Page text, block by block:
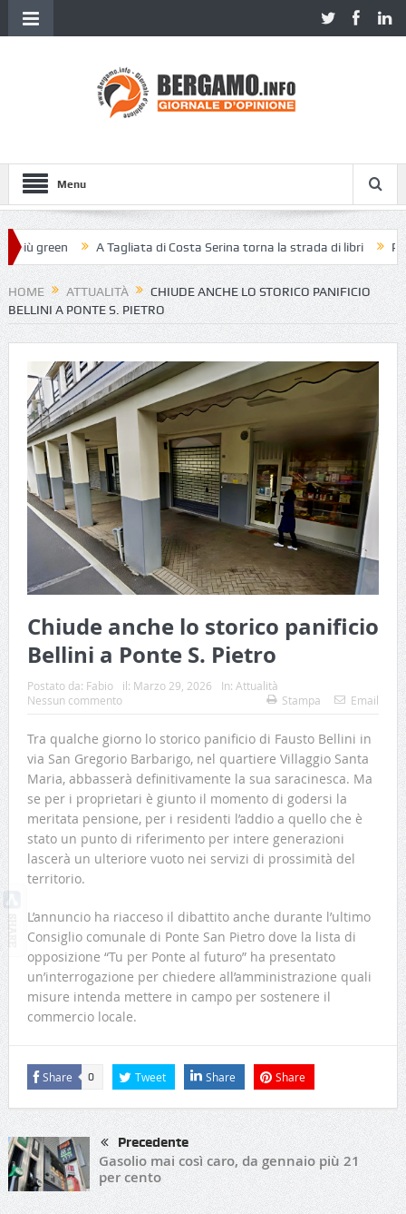
Menu
green A Tagliata di Costa Serina torna la strada di libri
HOME ATTUALITÀ
CHIUDE ANCHE LO STORICO PANIFICIO
BELLINI A PONTE S. PIETRO
Chiude anche lo storico panificio
Bellini a Ponte S. Pietro
Postato da: Fabio il: Marzo 29, 2026 In: Attualità
Nessun commento
Stampa Email
Tra qualche giorno lo storico panificio di Fausto Bellini in
via San Gregorio Barbarigo, nel quartiere Villaggio Santa
Maria, abbasserà definitivamente la sua saracinesca. Ma
se per i proprietari è giunto il momento di godersi la
meritata pensione, per i residenti l’addio a quello che è
stato un punto di riferimento per intere generazioni
lascerà un ulteriore vuoto nei servizi di prossimità del
territorio.
L’annuncio ha riacceso il dibattito anche durante l’ultimo
Consiglio comunale di Ponte San Pietro dove la lista di
opposizione “Tu per Ponte al futuro” ha presentato
un’interrogazione per chiedere all’amministrazione quali
misure intenda mettere in campo per sostenere il
commercio locale.
Share 0 Tweet Share Share
Precedente
Gasolio mai così caro, da gennaio più 21
per cento